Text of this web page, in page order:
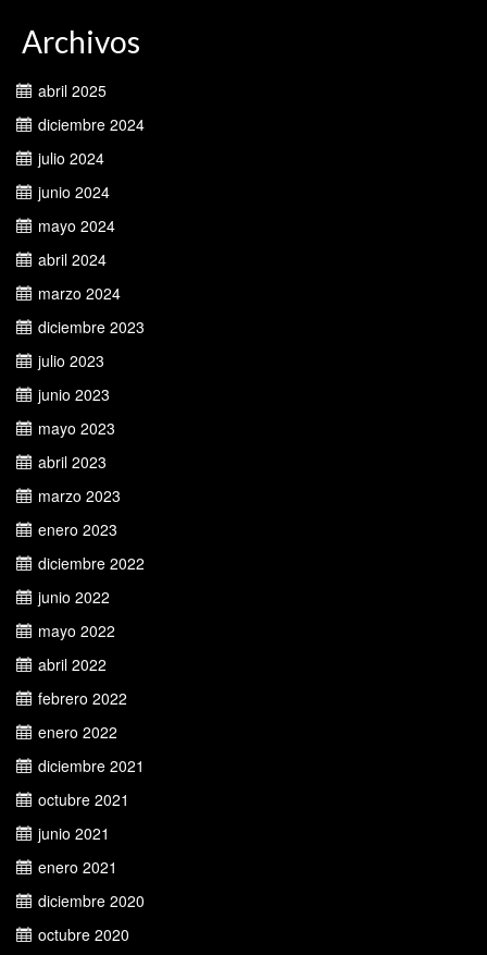
Archivos
abril 2025
diciembre 2024
julio 2024
junio 2024
mayo 2024
abril 2024
marzo 2024
diciembre 2023
julio 2023
junio 2023
mayo 2023
abril 2023
marzo 2023
enero 2023
diciembre 2022
junio 2022
mayo 2022
abril 2022
febrero 2022
enero 2022
diciembre 2021
octubre 2021
junio 2021
enero 2021
diciembre 2020
octubre 2020